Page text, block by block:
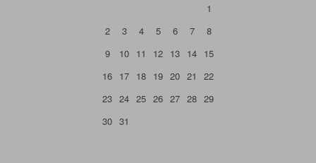
1
2
3 4 5 6 7
8
9
10 11 12 13 14 15
16 17 18 19 20 21
22
23 24 25 26 27 28 29
30 31